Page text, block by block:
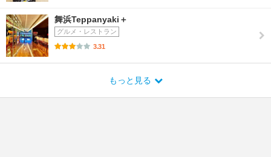
舞浜Teppanyaki＋
グルメ・レストラン
3.31
もっと見る